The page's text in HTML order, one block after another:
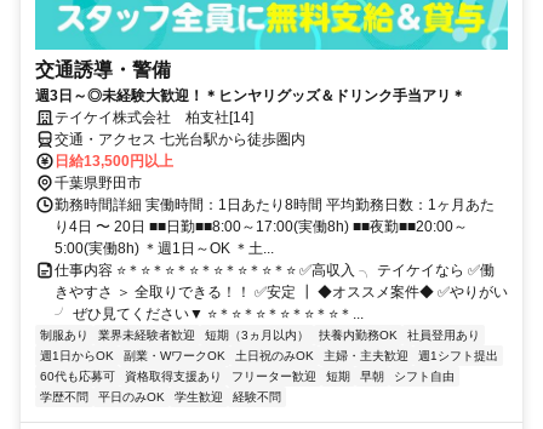
交通誘導・警備
週3日～◎未経験大歓迎！＊ヒンヤリグッズ＆ドリンク手当アリ＊
テイケイ株式会社 柏支社[14]
交通・アクセス 七光台駅から徒歩圏内
日給13,500円以上
千葉県野田市
勤務時間詳細 実働時間：1日あたり8時間 平均勤務日数：1ヶ月あた
り4日 〜 20日 ■■日勤■■8:00～17:00(実働8h) ■■夜勤■■20:00～
5:00(実働8h) ＊週1日～OK ＊土...
仕事内容 ⭐＊⭐＊⭐＊⭐＊⭐＊⭐＊⭐＊⭐ ✅高収入 ╮ テイケイなら ✅働
きやすさ ＞ 全取りできる！！ ✅安定 ┃ ◆オススメ案件◆ ✅やりがい
╯ ぜひ見てください▼ ⭐＊⭐＊⭐＊⭐＊⭐＊⭐＊...
制服あり 業界未経験者歓迎 短期（3ヵ月以内） 扶養内勤務OK
社員登用あり
週1日からOK
副業・WワークOK 土日祝のみOK 主婦・主夫歓迎
週1シフト提出
60代も応募可
資格取得支援あり フリーター歓迎 短期 早朝
シフト自由
学歴不問
平日のみOK 学生歓迎 経験不問